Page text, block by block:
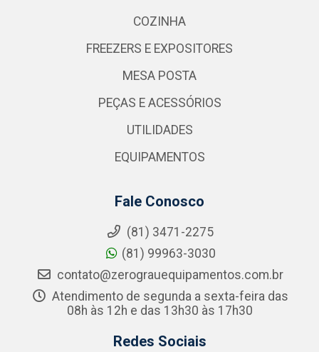
COZINHA
FREEZERS E EXPOSITORES
MESA POSTA
PEÇAS E ACESSÓRIOS
UTILIDADES
EQUIPAMENTOS
Fale Conosco
(81) 3471-2275
(81) 99963-3030
contato@zerograuequipamentos.com.br
Atendimento de segunda a sexta-feira das
08h às 12h e das 13h30 às 17h30
Redes Sociais